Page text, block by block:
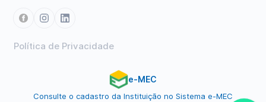
Política de Privacidade
e-MEC
Consulte o cadastro da Instituição no Sistema e-MEC